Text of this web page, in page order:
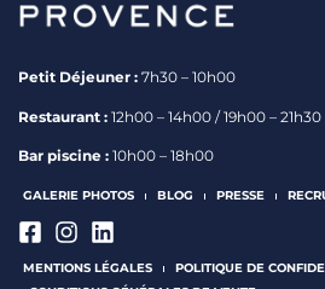
Petit Déjeuner : 7h30 – 10h00
Restaurant : 12h00 – 14h00 / 19h00 – 21h30
Bar piscine : 10h00 – 18h00
GALERIE PHOTOS BLOG PRESSE
MENTIONS LÉGALES POLITIQUE DE